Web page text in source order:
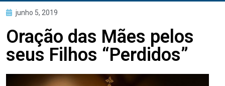
junho 5, 2019
Oração das Mães pelos
seus Filhos “Perdidos”